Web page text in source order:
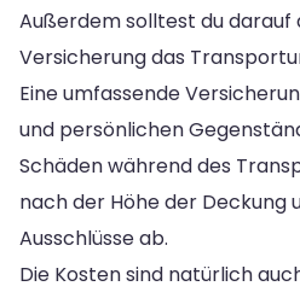
Außerdem solltest du
Versicherung das
Eine umfassende
und persönlichen
Schäden während des
nach der Höhe der Deckung
Ausschlüsse ab.
Die Kosten sind natürlich